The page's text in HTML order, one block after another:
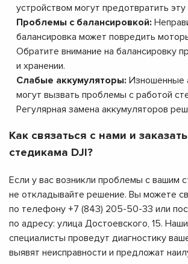
устройством могут предотвратить
Проблемы с балансировкой:
балансировка может повредить
Обратите внимание на балансировку
и хранении.
Слабые аккумуляторы: Изношенные
могут вызвать проблемы с работой
Регулярная замена аккумуляторов
Как связаться с нами и
стедикама DJI?
Если у вас возникли проблемы с вашим
не откладывайте решение. Вы можете
по телефону +7 (843) 205-50-33 или
по адресу: улица Достоевского, 15.
специалисты проведут диагностику
выявят неисправности и предложат